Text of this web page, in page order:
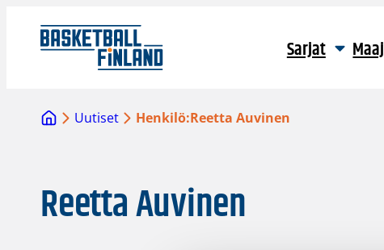
Sarjat
Uutiset Henkilö:Reetta Auvinen
Reetta Auvinen